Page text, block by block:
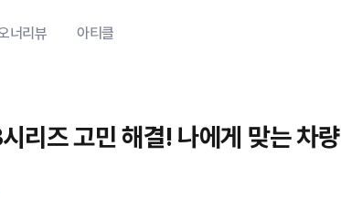
너리뷰 아티클
리즈 고민 해결! 나에게 맞는 차량